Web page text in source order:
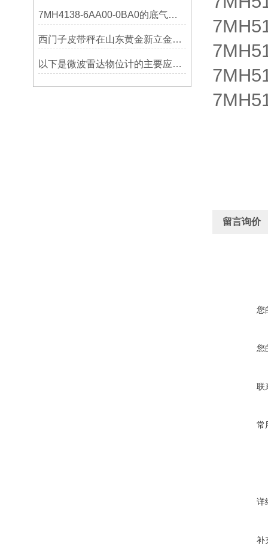
7MH4138-6AA00-0BA0的底气：这些核心功能，让精准称重不再是难题
西门子皮带秤在山东黄金新立金矿的成功应用
以下是微波雷达物位计的主要应用领域及具体场景分析
留言询价
您
您
联
常
详
补